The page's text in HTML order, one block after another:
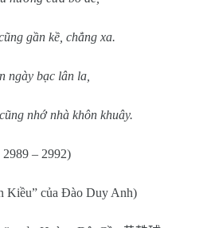
gần kề, chẳng xa.
ngày bạc lân la,
nhớ nhà khôn khuây.
2989 – 2992)
Kiều” của Đào Duy Anh)